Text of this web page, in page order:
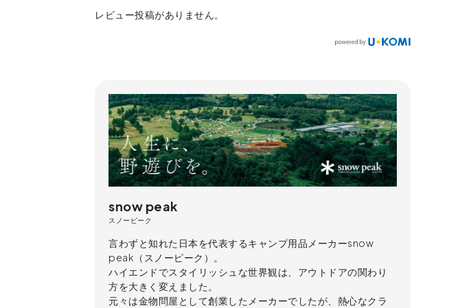
レビュー投稿がありません。
snow peak
スノーピーク
言わずと知れた日本を代表するキャンプ用品メーカーsnow
peak（スノーピーク）。
ハイエンドでスタイリッシュな世界観は、アウトドアの関わり
方を大きく変えました。
元々は金物問屋として創業したメーカーでしたが、熱心なクラ